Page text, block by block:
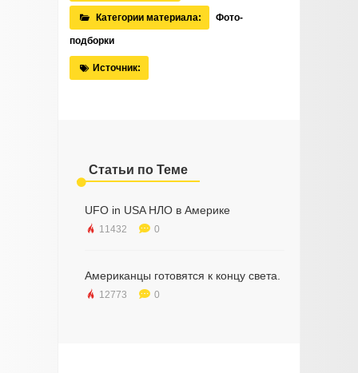
Категории материала: Фото-
подборки
Источник:
Статьи по Теме
UFO in USA НЛО в Америке
11432 0
Американцы готовятся к концу света.
12773 0